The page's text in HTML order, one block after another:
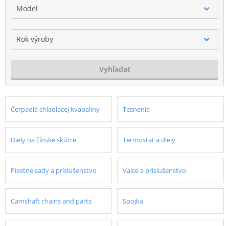
Model
Rok výroby
Vyhľadať
Čerpadlá chladiacej kvapaliny Tesnenia
Diely na čínske skútre Termostat a diely
Piestne sady a príslušenstvo Valce a príslušenstvo
Camshaft chains and parts Spojka